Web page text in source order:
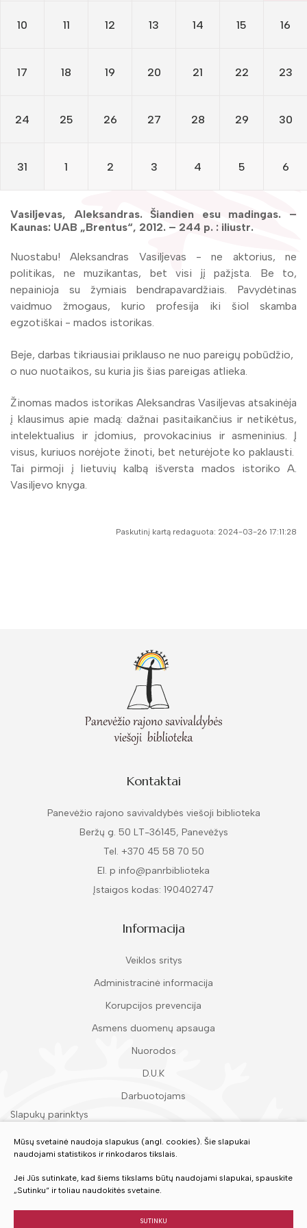
Klubai
Literatų klubas „Polėkis“
10 11 12 13 14 15 16
17 18 19 20 21 22 23
24 25 26 27 28 29 30
31 1 2 3 4 5 6
Vasiljevas, Aleksandras. Šiandien esu madingas. –
Kaunas: UAB „Brentus“, 2012. – 244 p. : iliustr.
Nuostabu! Aleksandras Vasiljevas - ne aktorius, ne
politikas, ne muzikantas, bet visi jį pažįsta. Be to,
nepainioja su žymiais bendrapavardžiais. Pavydėtinas
vaidmuo žmogaus, kurio profesija iki šiol skamba
egzotiškai - mados istorikas.
Beje, darbas tikriausiai priklauso ne nuo pareigų pobūdžio,
o nuo nuotaikos, su kuria jis šias pareigas atlieka.
Žinomas mados istorikas Aleksandras Vasiljevas atsakinėja
į klausimus apie madą: dažnai pasitaikančius ir netikėtus,
intelektualius ir įdomius, provokacinius ir asmeninius. Į
visus, kuriuos norėjote žinoti, bet neturėjote ko paklausti.
Tai pirmoji į lietuvių kalbą išversta mados istoriko A.
Vasiljevo knyga.
Paskutinį kartą redaguota: 2024-03-26 17:11:28
Kontaktai
Panevėžio rajono savivaldybės viešoji biblioteka
Beržų g. 50 LT-36145, Panevėžys
Tel. +370 45 58 70 50
El. p info@panrbiblioteka
Įstaigos kodas: 190402747
Informacija
Veiklos sritys
Administracinė informacija
Korupcijos prevencija
Asmens duomenų apsauga
Nuorodos
D.U.K
Darbuotojams
Slapukų parinktys
Įvertinkite mūsų paslaugas
Mūsų svetainė naudoja slapukus (angl. cookies). Šie slapukai
naudojami statistikos ir rinkodaros tikslais.
Jei Jūs sutinkate, kad šiems tikslams būtų naudojami slapukai, spauskite
„Sutinku“ ir toliau naudokitės svetaine.
SUTINKU